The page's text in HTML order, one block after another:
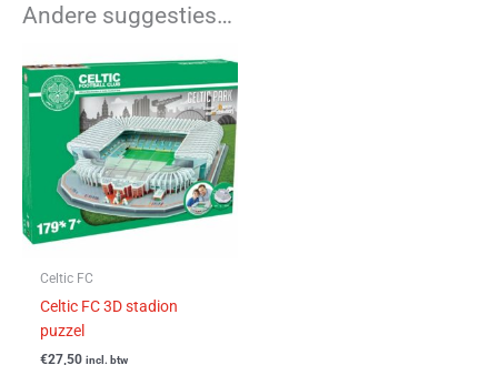
Andere suggesties…
Celtic FC
Celtic FC 3D stadion
puzzel
€27,50 incl. btw